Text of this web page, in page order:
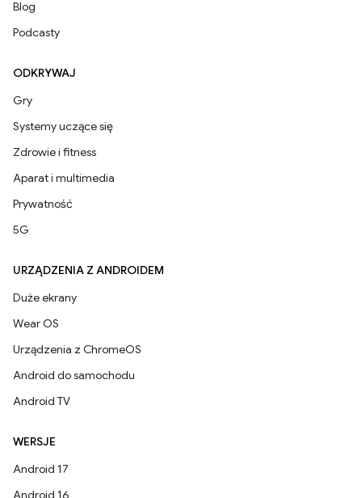
Blog
Podcasty
ODKRYWAJ
Gry
Systemy uczące się
Zdrowie i fitness
Aparat i multimedia
Prywatność
5G
URZĄDZENIA Z ANDROIDEM
Duże ekrany
Wear OS
Urządzenia z ChromeOS
Android do samochodu
Android TV
WERSJE
Android 17
Android 16